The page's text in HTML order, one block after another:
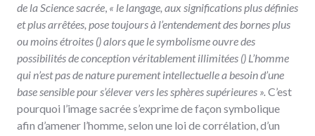
de la Science sacrée, « le langage, aux significations plus définies
et plus arrêtées, pose toujours à l’entendement des bornes plus
ou moins étroites () alors que le symbolisme ouvre des
possibilités de conception véritablement illimitées () L’homme
qui n’est pas de nature purement intellectuelle a besoin d’une
base sensible pour s’élever vers les sphères supérieures ». C’est
pourquoi l’image sacrée s’exprime de façon symbolique
afin d’amener l’homme, selon une loi de corrélation, d’un